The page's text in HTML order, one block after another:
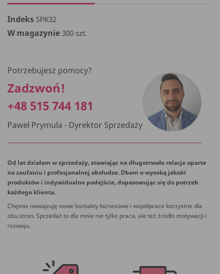
Indeks SPK32
W magazynie 300 szt.
Potrzebujesz pomocy?
Zadzwoń!
+48 515 744 181
Paweł Prymula - Dyrektor Sprzedaży
Od lat działam w sprzedaży, stawiając na długotrwałe relacje oparte
na zaufaniu i profesjonalnej obsłudze. Dbam o wysoką jakość
produktów i indywidualne podejście, dopasowując się do potrzeb
każdego klienta.
Chętnie nawiązuję nowe kontakty biznesowe i współprace korzystne dla
obu stron. Sprzedaż to dla mnie nie tylko praca, ale też źródło motywacji i
rozwoju.